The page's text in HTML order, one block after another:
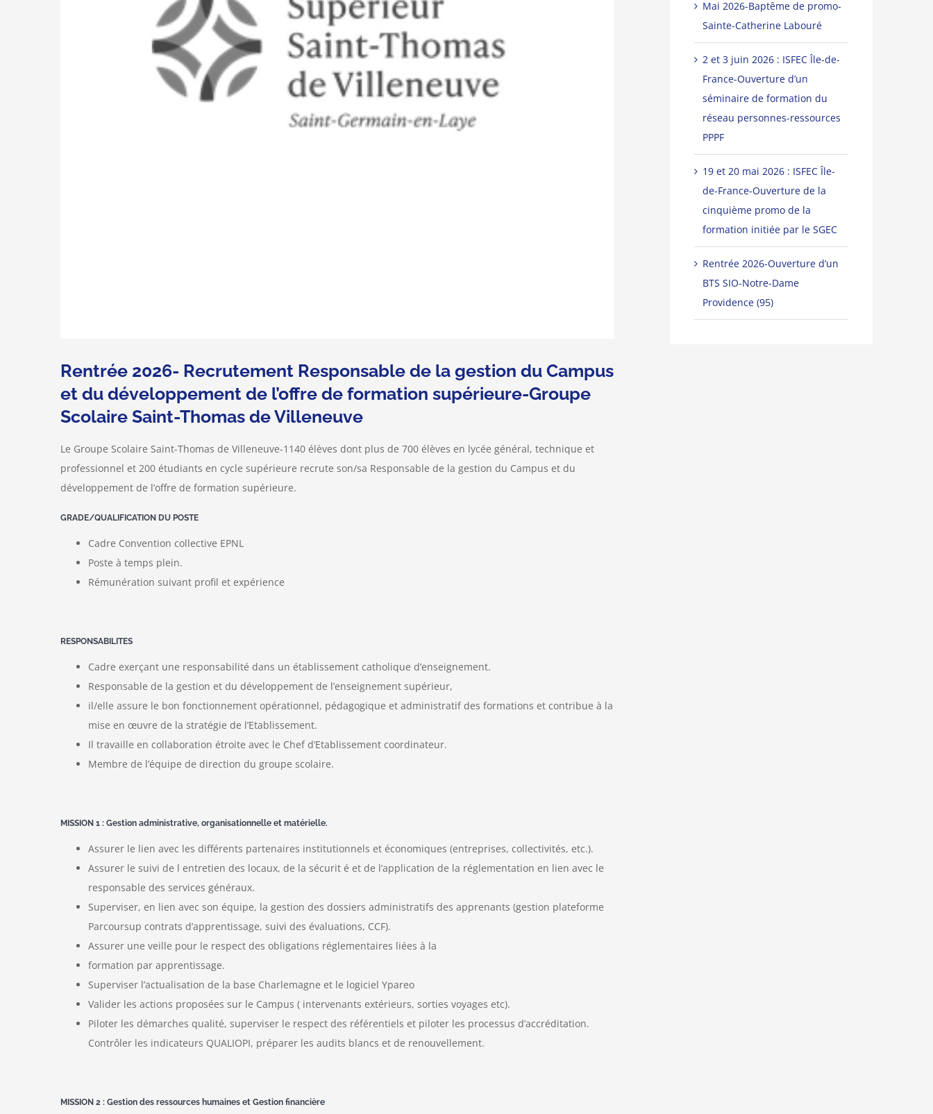
Rentrée 2026- Recrutement Responsable de la gestion du Campus
et du développement de l’offre de formation supérieure-Groupe
Scolaire Saint-Thomas de Villeneuve
Le Groupe Scolaire Saint-Thomas de Villeneuve-1140 élèves dont plus de 700 élèves en lycée général, technique et
professionnel et 200 étudiants en cycle supérieure recrute son/sa Responsable de la gestion du Campus et du
développement de l’offre de formation supérieure.
GRADE/QUALIFICATION DU POSTE
Cadre Convention collective EPNL
Poste à temps plein.
Rémunération suivant profil et expérience
RESPONSABILITES
Cadre exerçant une responsabilité dans un établissement catholique d’enseignement.
Responsable de la gestion et du développement de l’enseignement supérieur,
il/elle assure le bon fonctionnement opérationnel, pédagogique et administratif des formations et contribue à la
mise en œuvre de la stratégie de l’Etablissement.
Il travaille en collaboration étroite avec le Chef d’Etablissement coordinateur.
Membre de l’équipe de direction du groupe scolaire.
MISSION 1 : Gestion administrative, organisationnelle et matérielle.
Assurer le lien avec les différents partenaires institutionnels et économiques (entreprises, collectivités, etc.).
Assurer le suivi de l entretien des locaux, de la sécurit é et de l’application de la réglementation en lien avec le
responsable des services généraux.
Superviser, en lien avec son équipe, la gestion des dossiers administratifs des apprenants (gestion plateforme
Parcoursup contrats d’apprentissage, suivi des évaluations, CCF).
Assurer une veille pour le respect des obligations réglementaires liées à la
formation par apprentissage.
Superviser l’actualisation de la base Charlemagne et le logiciel Ypareo
Valider les actions proposées sur le Campus ( intervenants extérieurs, sorties voyages etc).
Piloter les démarches qualité, superviser le respect des référentiels et piloter les processus d’accréditation.
Contrôler les indicateurs QUALIOPI, préparer les audits blancs et de renouvellement.
MISSION 2 : Gestion des ressources humaines et Gestion financière
Mai 2026-Baptême de promo-
Sainte-Catherine Labouré
2 et 3 juin 2026 : ISFEC Île-de-
France-Ouverture d’un
séminaire de formation du
réseau personnes-ressources
PPPF
19 et 20 mai 2026 : ISFEC Île-
de-France-Ouverture de la
cinquième promo de la
formation initiée par le SGEC
Rentrée 2026-Ouverture d’un
BTS SIO-Notre-Dame
Providence (95)